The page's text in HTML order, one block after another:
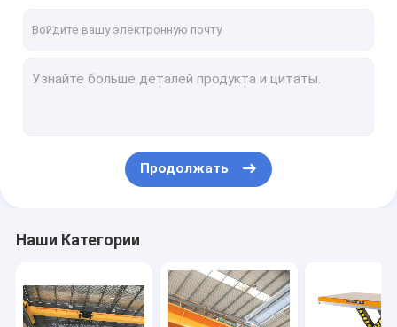
Продолжать
Наши Категории